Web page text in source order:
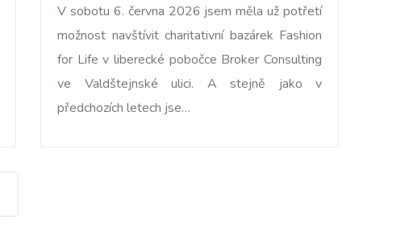
V sobotu 6. června 2026 jsem měla už potřetí
možnost navštívit charitativní bazárek Fashion
for Life v liberecké pobočce Broker Consulting
ve Valdštejnské ulici. A stejně jako v
předchozích letech jse…